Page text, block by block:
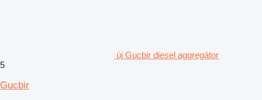
új Gucbir diesel aggregátor
5
Gucbir